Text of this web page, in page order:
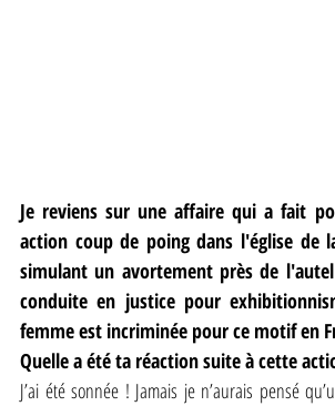
Je reviens sur une affaire qui a fait
action coup de poing dans l'église de
simulant un avortement près de
conduite en justice pour
femme est incriminée pour ce motif en
Quelle a été ta réaction suite à cette
J’ai été sonnée ! Jamais je n’aurais pensé